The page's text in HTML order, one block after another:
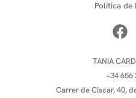
Política de
TANIA
+34 656
Carrer de Ciscar, 40,